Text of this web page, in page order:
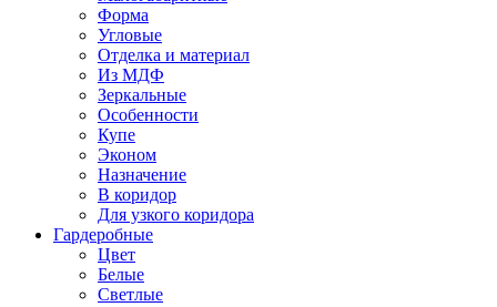
Форма
Угловые
Отделка и материал
Из МДФ
Зеркальные
Особенности
Купе
Эконом
Назначение
В коридор
Для узкого коридора
Гардеробные
Цвет
Белые
Светлые